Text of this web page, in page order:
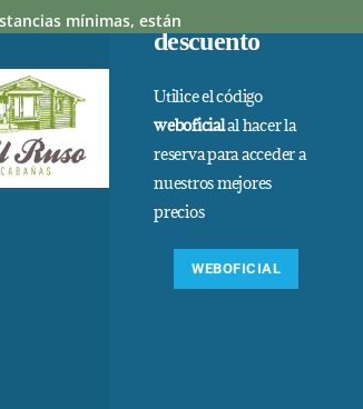
mínimas, están
FRECUENTES
descuento
Utilice el código
weboficialal hacer la
reserva para acceder a
nuestros mejores
precios
WEBOFICIAL